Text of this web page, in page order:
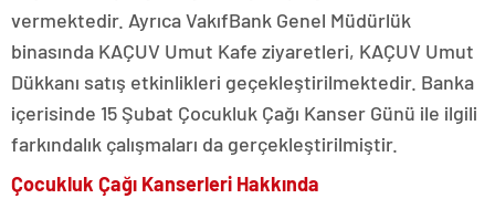
vermektedir. Ayrıca VakıfBank Genel Müdürlük
binasında KAÇUV Umut Kafe ziyaretleri, KAÇUV Umut
Dükkanı satış etkinlikleri geçekleştirilmektedir. Banka
içerisinde 15 Şubat Çocukluk Çağı Kanser Günü ile ilgili
farkındalık çalışmaları da gerçekleştirilmiştir.
Çocukluk Çağı Kanserleri Hakkında